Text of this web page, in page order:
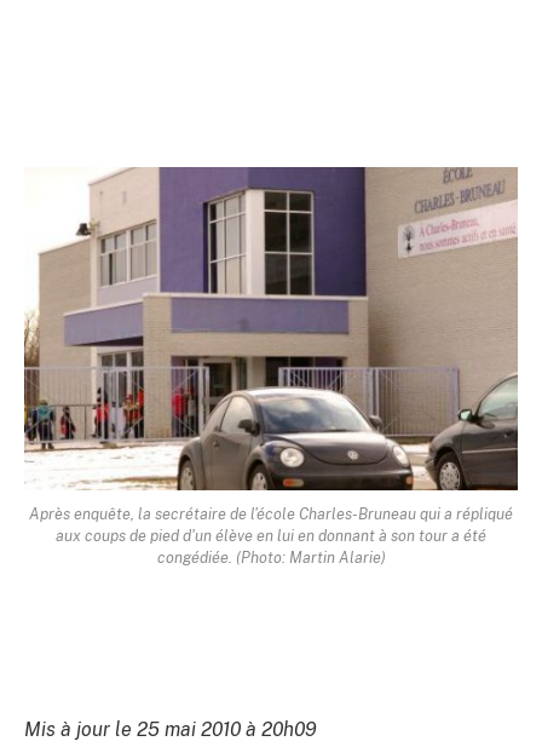
Après enquête, la secrétaire de l'école Charles-Bruneau qui a répliqué
aux coups de pied d'un élève en lui en donnant à son tour a été
congédiée. (Photo: Martin Alarie)
Mis à jour le 25 mai 2010 à 20h09